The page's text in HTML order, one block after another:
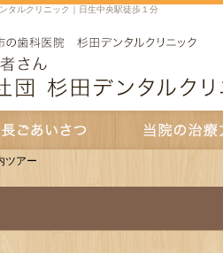
タルクリニック｜日生中央駅徒歩１分
ツアー